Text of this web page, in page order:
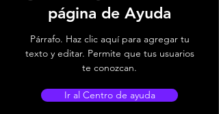
página de Ayuda
Párrafo. Haz clic aquí para agregar tu
texto y editar. Permite que tus usuarios
te conozcan.
Ir al Centro de ayuda